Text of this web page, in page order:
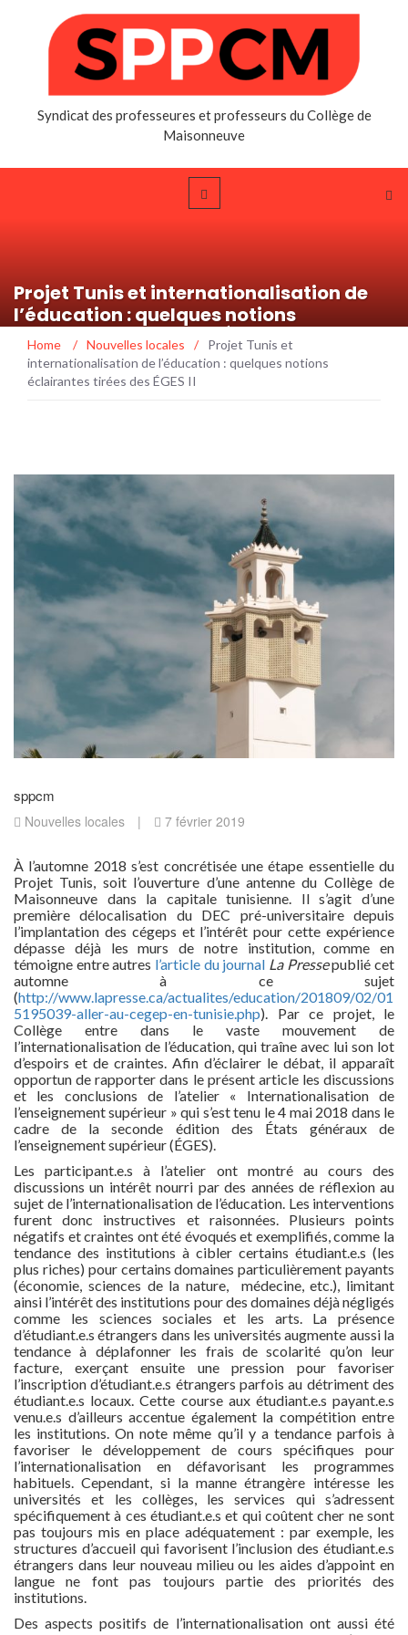
Syndicat des professeures et professeurs du Collège de
Maisonneuve
Projet Tunis et internationalisation de
l’éducation : quelques notions
éclairantes tirées des ÉGES II
Home / Nouvelles locales /
Projet Tunis et
internationalisation de l’éducation : quelques notions
éclairantes tirées des ÉGES II
sppcm
Nouvelles locales | 7 février 2019
À l’automne 2018 s’est concrétisée une étape essentielle du
Projet Tunis, soit l’ouverture d’une antenne du Collège de
Maisonneuve dans la capitale tunisienne. Il s’agit d’une
première délocalisation du DEC pré-universitaire depuis
l’implantation des cégeps et l’intérêt pour cette expérience
dépasse déjà les murs de notre institution, comme en
témoigne entre autres l’article du journal La Pressepublié cet
automne à ce sujet
(http://www.lapresse.ca/actualites/education/201809/02/01-
5195039-aller-au-cegep-en-tunisie.php). Par ce projet, le
Collège entre dans le vaste mouvement de
l’internationalisation de l’éducation, qui traîne avec lui son lot
d’espoirs et de craintes. Afin d’éclairer le débat, il apparaît
opportun de rapporter dans le présent article les discussions
et les conclusions de l’atelier « Internationalisation de
l’enseignement supérieur » qui s’est tenu le 4 mai 2018 dans le
cadre de la seconde édition des États généraux de
l’enseignement supérieur (ÉGES).
Les participant.e.s à l’atelier ont montré au cours des
discussions un intérêt nourri par des années de réflexion au
sujet de l’internationalisation de l’éducation. Les interventions
furent donc instructives et raisonnées. Plusieurs points
négatifs et craintes ont été évoqués et exemplifiés, comme la
tendance des institutions à cibler certains étudiant.e.s (les
plus riches) pour certains domaines particulièrement payants
(économie, sciences de la nature, médecine, etc.), limitant
ainsi l’intérêt des institutions pour des domaines déjà négligés
comme les sciences sociales et les arts. La présence
d’étudiant.e.s étrangers dans les universités augmente aussi la
tendance à déplafonner les frais de scolarité qu’on leur
facture, exerçant ensuite une pression pour favoriser
l’inscription d’étudiant.e.s étrangers parfois au détriment des
étudiant.e.s locaux. Cette course aux étudiant.e.s payant.e.s
venu.e.s d’ailleurs accentue également la compétition entre
les institutions. On note même qu’il y a tendance parfois à
favoriser le développement de cours spécifiques pour
l’internationalisation en défavorisant les programmes
habituels. Cependant, si la manne étrangère intéresse les
universités et les collèges, les services qui s’adressent
spécifiquement à ces étudiant.e.s et qui coûtent cher ne sont
pas toujours mis en place adéquatement : par exemple, les
structures d’accueil qui favorisent l’inclusion des étudiant.e.s
étrangers dans leur nouveau milieu ou les aides d’appoint en
langue ne font pas toujours partie des priorités des
institutions.
Des aspects positifs de l’internationalisation ont aussi été